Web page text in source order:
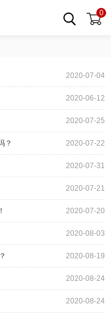
0
2020-07-04
2020-06-12
2020-07-25
？ 2020-07-22
2020-07-31
2020-07-21
2020-07-20
2020-08-03
2020-08-19
2020-08-24
2020-08-24